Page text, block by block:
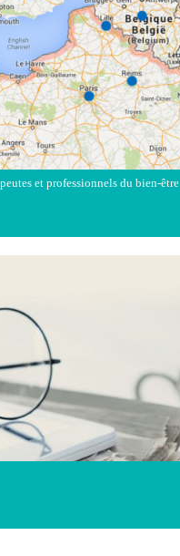
et professionnels du bien-être